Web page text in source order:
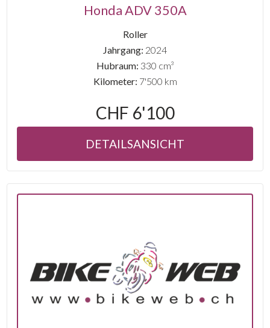
Honda ADV 350A
Roller
Jahrgang: 2024
Hubraum: 330 cm³
Kilometer: 7'500 km
CHF 6'100
DETAILSANSICHT